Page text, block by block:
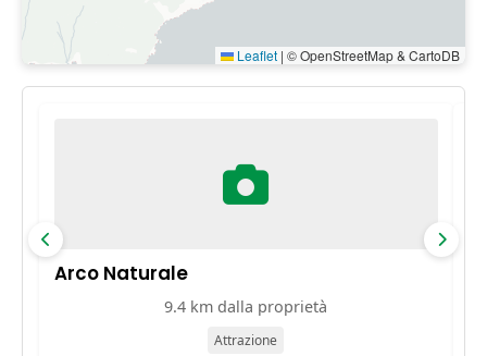
Leaflet | © OpenStreetMap & CartoDB
Arco Naturale
9.4 km dalla proprietà
Attrazione